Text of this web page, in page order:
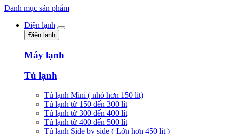
Danh mục sản phẩm
Điện lạnh
Điện lạnh
Máy lạnh
Tủ lạnh
Tủ lạnh Mini ( nhỏ hơn 150 lit)
Tủ lạnh từ 150 đến 300 lít
Tủ lạnh từ 300 đến 400 lít
Tủ lạnh từ 400 đến 500 lít
Tủ lạnh Side by side ( Lớn hơn 450 lit )